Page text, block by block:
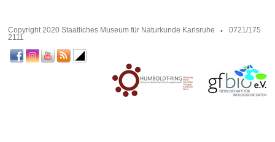
Copyright 2020 Staatliches Museum für Naturkunde Karlsruhe
0721/175
2111